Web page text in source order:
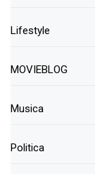
Lifestyle
MOVIEBLOG
Musica
Politica